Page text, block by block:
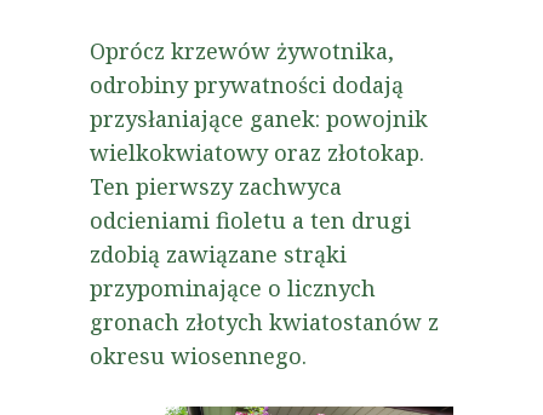
Oprócz krzewów żywotnika,
odrobiny prywatności dodają
przysłaniające ganek: powojnik
wielkokwiatowy oraz złotokap.
Ten pierwszy zachwyca
odcieniami fioletu a ten drugi
zdobią zawiązane strąki
przypominające o licznych
gronach złotych kwiatostanów z
okresu wiosennego.